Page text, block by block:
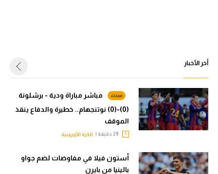
أخر الأخبار
مباشر مباراة ودية - برشلونة
(0)-(0) نوتنجهام.. خطيرة والدفاع ينقذ
الموقف
الكرة الأوروبية
أستون فيلا في مفاوضات لضم جواو
بالينيا من بايرن